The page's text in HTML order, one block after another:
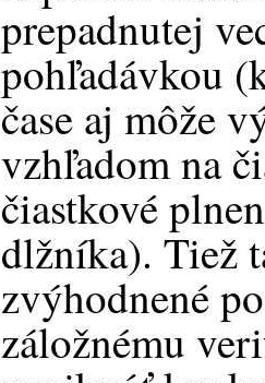
prepadnutej
pohľadávkou
čase aj môže
vzhľadom na
čiastkové
dlžníka). Tiež
zvýhodnené
záložnému